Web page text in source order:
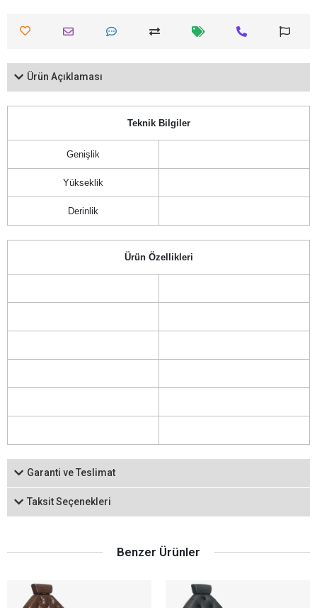
Ürün Açıklaması
Teknik Bilgiler
Genişlik
Yükseklik
Derinlik
Ürün Özellikleri
Garanti ve Teslimat
Taksit Seçenekleri
Benzer Ürünler